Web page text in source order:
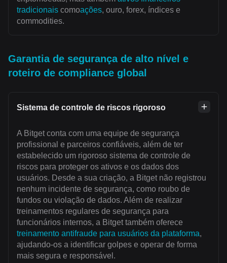
tradicionais comoações, ouro, forex, índices e
commodities.
Garantia de segurança de alto nível e
roteiro de compliance global
Sistema de controle de riscos rigoroso
A Bitget conta com uma equipe de segurança
profissional e parceiros confiáveis, além de ter
estabelecido um rigoroso sistema de controle de
riscos para proteger os ativos e os dados dos
usuários. Desde a sua criação, a Bitget não registrou
nenhum incidente de segurança, como roubo de
fundos ou violação de dados. Além de realizar
treinamentos regulares de segurança para
funcionários internos, a Bitget também oferece
treinamento antifraude para usuários da plataforma,
ajudando-os a identificar golpes e operar de forma
mais segura e responsável.